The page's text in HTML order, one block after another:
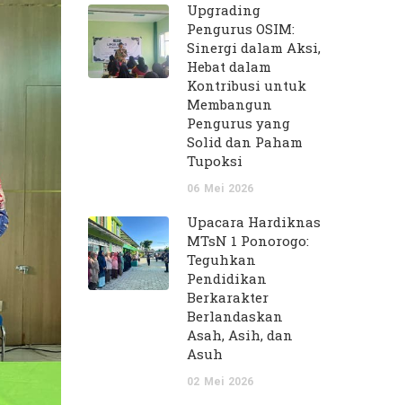
Upgrading
Pengurus OSIM:
Sinergi dalam Aksi,
Hebat dalam
Kontribusi untuk
Membangun
Pengurus yang
Solid dan Paham
Tupoksi
06 Mei 2026
Upacara Hardiknas
MTsN 1 Ponorogo:
Teguhkan
Pendidikan
Berkarakter
Berlandaskan
Asah, Asih, dan
Asuh
02 Mei 2026